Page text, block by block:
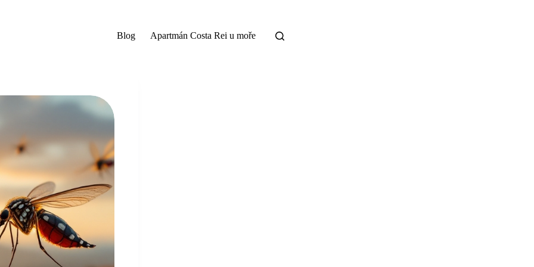
Blog
Apartmán Costa Rei u moře